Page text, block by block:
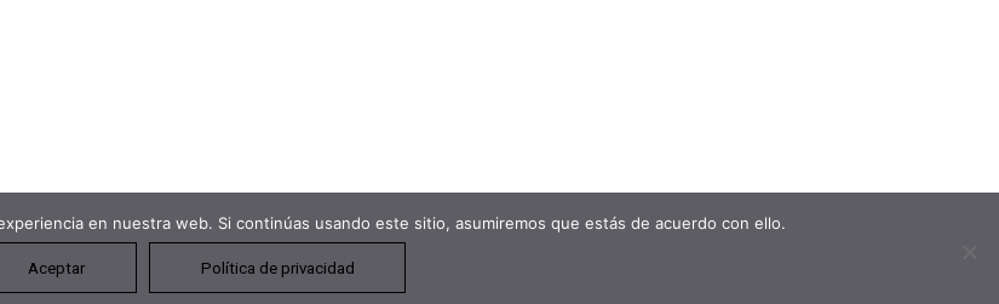
en nuestra web. Si continúas usando este sitio, asumiremos que estás de acuerdo con ello.
Aceptar Política de privacidad